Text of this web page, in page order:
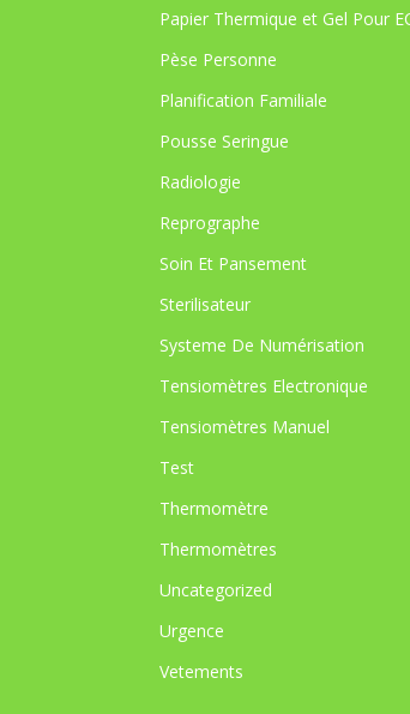
Papier Thermique et Gel Pour
Pèse Personne
Planification Familiale
Pousse Seringue
Radiologie
Reprographe
Soin Et Pansement
Sterilisateur
Systeme De Numérisation
Tensiomètres Electronique
Tensiomètres Manuel
Test
Thermomètre
Thermomètres
Uncategorized
Urgence
Vetements